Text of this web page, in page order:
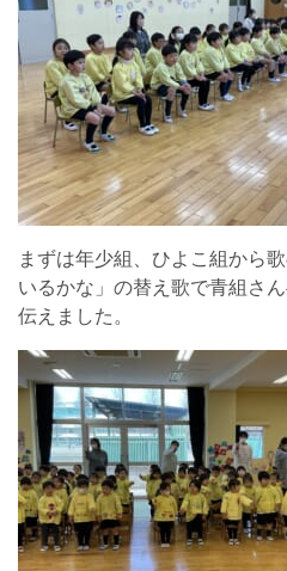
まずは年少組、ひよこ組から
いるかな」の替え歌で青組さ
伝えました。